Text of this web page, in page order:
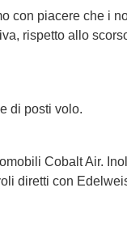
con piacere che i
rispetto allo
di posti volo.
Cobalt Air.
diretti con